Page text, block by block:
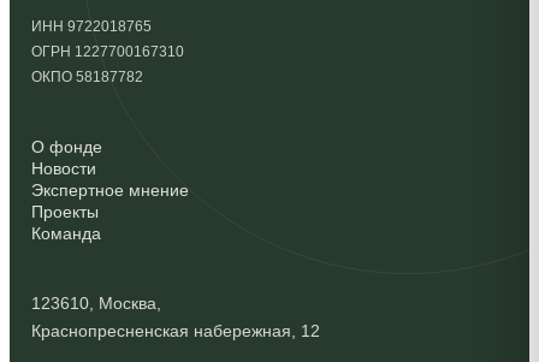
ИНН 9722018765
ОГРН 1227700167310
ОКПО 58187782
О фонде
Новости
Экспертное мнение
Проекты
Команда
123610, Москва,
Краснопресненская набережная, 12